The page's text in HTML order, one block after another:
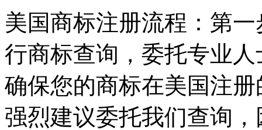
美国商标注册流程：第
行商标查询，委托专业
确保您的商标在美国注
强烈建议委托我们查询